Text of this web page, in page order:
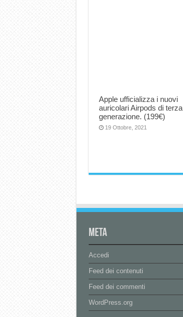
Apple ufficializza i nuovi
auricolari Airpods di terza
generazione. (199€)
19 Ottobre, 2021
Meta
Accedi
Feed dei contenuti
Feed dei commenti
WordPress.org